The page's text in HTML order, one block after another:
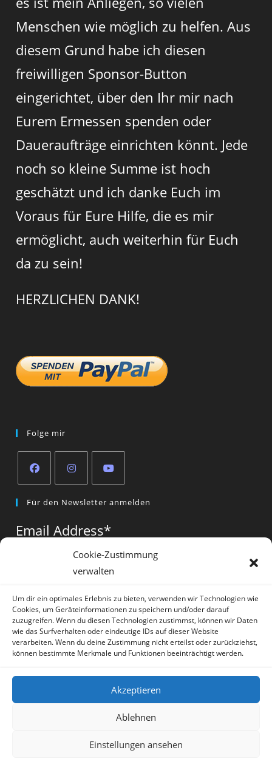
Cookie-Zustimmung
verwalten
Um dir ein optimales Erlebnis zu bieten, verwenden wir Technologien wie
Cookies, um Geräteinformationen zu speichern und/oder darauf
zuzugreifen. Wenn du diesen Technologien zustimmst, können wir Daten
wie das Surfverhalten oder eindeutige IDs auf dieser Website
verarbeiten. Wenn du deine Zustimmung nicht erteilst oder zurückziehst,
können bestimmte Merkmale und Funktionen beeinträchtigt werden.
Akzeptieren
Ablehnen
Einstellungen ansehen
Menschen wie möglich zu helfen. Aus
diesem Grund habe ich diesen
freiwilligen Sponsor-Button
eingerichtet, über den Ihr mir nach
Eurem Ermessen spenden oder
Daueraufträge einrichten könnt. Jede
noch so kleine Summe ist hoch
geschätzt und ich danke Euch im
Voraus für Eure Hilfe, die es mir
ermöglicht, auch weiterhin für Euch
da zu sein!
HERZLICHEN DANK!
Folge mir
in
new
in
new
in
new
tab
Für den Newsletter anmelden
Email Address*
Vorname*